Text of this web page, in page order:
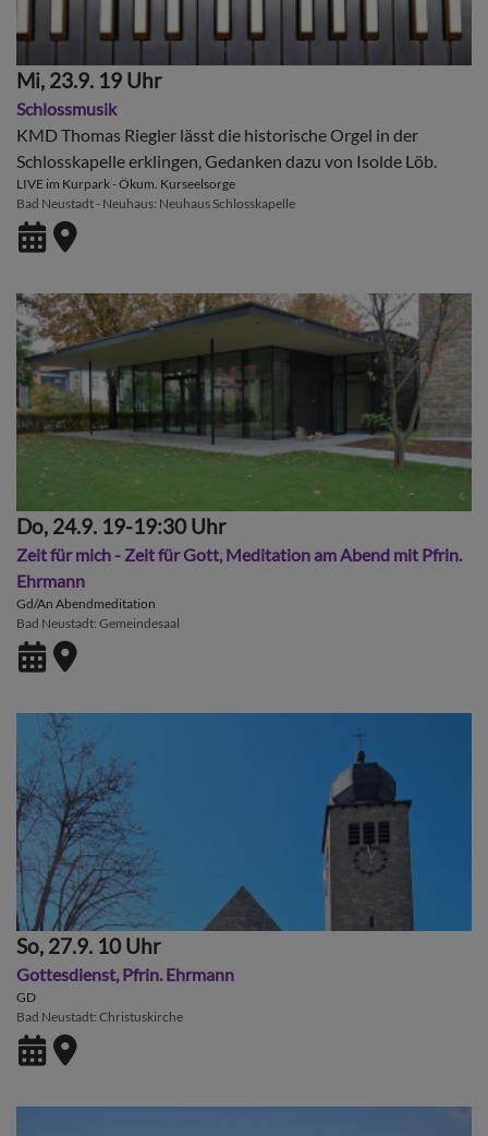
Mi, 23.9. 19 Uhr
Schlossmusik
KMD Thomas Riegler lässt die historische Orgel in der
Schlosskapelle erklingen, Gedanken dazu von Isolde Löb.
LIVE im Kurpark - Ökum. Kurseelsorge
Bad Neustadt - Neuhaus Neuhaus Schlosskapelle
Do, 24.9. 19-19:30 Uhr
Zeit für mich - Zeit für Gott, Meditation am Abend mit Pfrin.
Ehrmann
Gd/An Abendmeditation
Bad Neustadt Gemeindesaal
So, 27.9. 10 Uhr
Gottesdienst, Pfrin. Ehrmann
GD
Bad Neustadt Christuskirche